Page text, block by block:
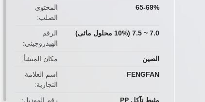
المحتوى
الصلب
65-69%
الرقم
الهيدروجيني
7.0 ~ 7.5 (10% محلول مائى)
مكان المنشأ
الصين
اسم العلامة
التجارية
FENGFAN
رقم الموديل مثبط تآكل PP